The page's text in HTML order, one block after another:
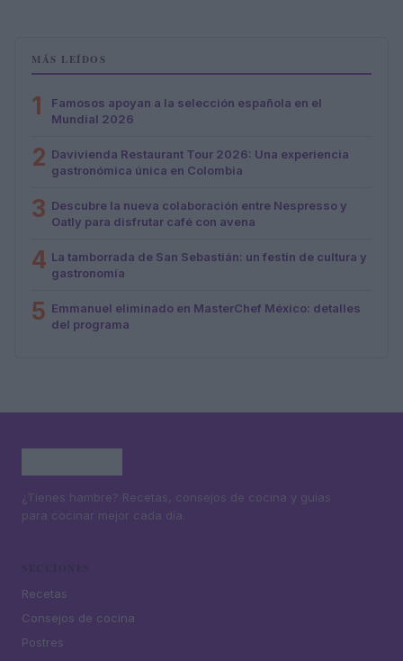
MÁS LEÍDOS
1
Famosos apoyan a la selección española en el
Mundial 2026
2 Davivienda Restaurant Tour 2026: Una experiencia
gastronómica única en Colombia
3 Descubre la nueva colaboración entre Nespresso y
Oatly para disfrutar café con avena
4 La tamborrada de San Sebastián: un festín de cultura y
gastronomía
5 Emmanuel eliminado en MasterChef México: detalles
del programa
¿Tienes hambre? Recetas, consejos de cocina y guías
para cocinar mejor cada día.
Recetas
Consejos de cocina
Postres